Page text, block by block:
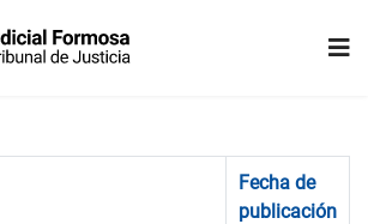
Fecha de
publicación